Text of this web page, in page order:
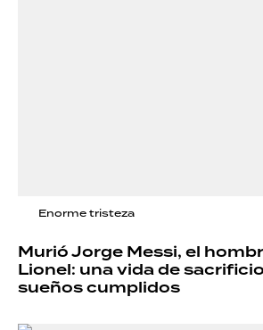
Enorme tristeza
Murió Jorge Messi, el
Lionel: una vida de
sueños cumplidos